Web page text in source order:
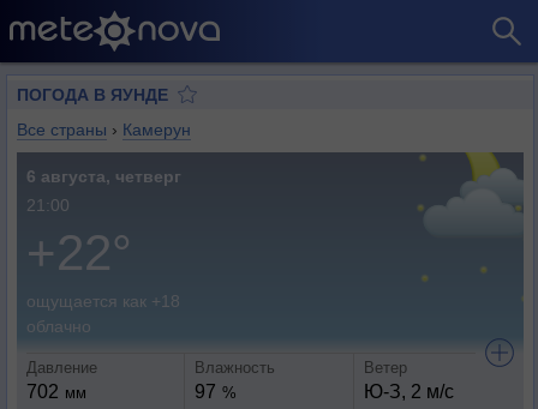
ПОГОДА В ЯУНДЕ
Все страны › Камерун
6 августа, четверг
21:00
+22°
ощущается как +18
облачно
Давление
702 мм
Влажность
97 %
Ветер
Ю-З, 2 м/с